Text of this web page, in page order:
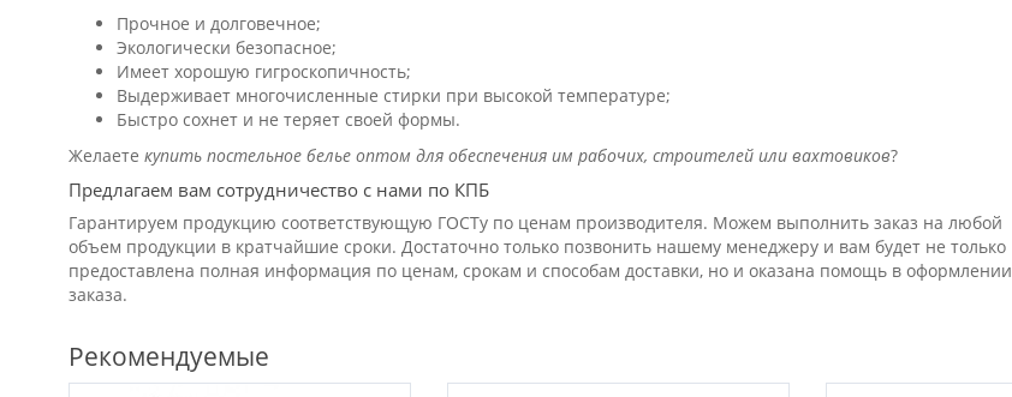
Прочное и долговечное;
Экологически безопасное;
Имеет хорошую гигроскопичность;
Выдерживает многочисленные стирки при высокой температуре;
Быстро сохнет и не теряет своей формы.
Желаете купить постельное белье оптом для обеспечения им рабочих, строителей или вахтовиков?
Предлагаем вам сотрудничество с нами по КПБ
Гарантируем продукцию соответствующую ГОСТу по ценам производителя. Можем выполнить заказ на любой
объем продукции в кратчайшие сроки. Достаточно только позвонить нашему менеджеру и вам будет не только
предоставлена полная информация по ценам, срокам и способам доставки, но и оказана помощь в оформлении
заказа.
Рекомендуемые